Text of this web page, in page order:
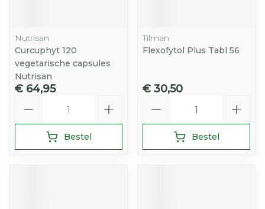
Nutrisan
Curcuphyt 120
vegetarische capsules
Nutrisan
€ 64,95
Bestel
Tilman
Flexofytol Plus Tabl 56
€ 30,50
Bestel